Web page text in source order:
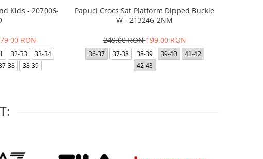
Kids - 207006-
RON
32-33
33-34
38 38-39
Papuci Crocs Sat Platform Dipped Buckle
W - 213246-2NM
249,00 RON199,00 RON
36-37 37-38 38-39 39-40
41-42
42-43